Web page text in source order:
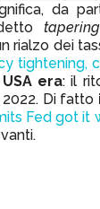
da
tapering
rialzo dei
tightening,
era: il
Di fatto
Fed got it